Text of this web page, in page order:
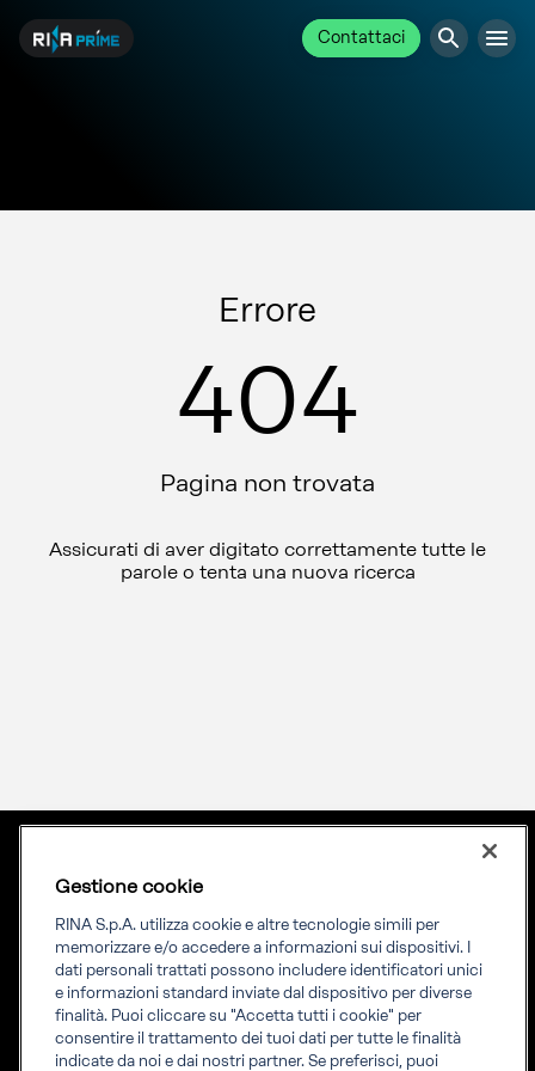
Contattaci
Errore
404
Pagina non trovata
Assicurati di aver digitato correttamente tutte le
parole o tenta una nuova ricerca
Priming your future
RINA Prime supporta i propri clienti nella transizione verso un
futuro più evoluto e sostenibile
Gestione cookie
RINA S.p.A. utilizza cookie e altre tecnologie simili per
memorizzare e/o accedere a informazioni sui dispositivi. I
dati personali trattati possono includere identificatori unici
e informazioni standard inviate dal dispositivo per diverse
finalità. Puoi cliccare su "Accetta tutti i cookie" per
consentire il trattamento dei tuoi dati per tutte le finalità
indicate da noi e dai nostri partner. Se preferisci, puoi